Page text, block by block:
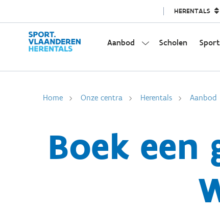
HERENTALS
Aanbod Scholen
Home Onze centra Herentals Aanbod
Boek een